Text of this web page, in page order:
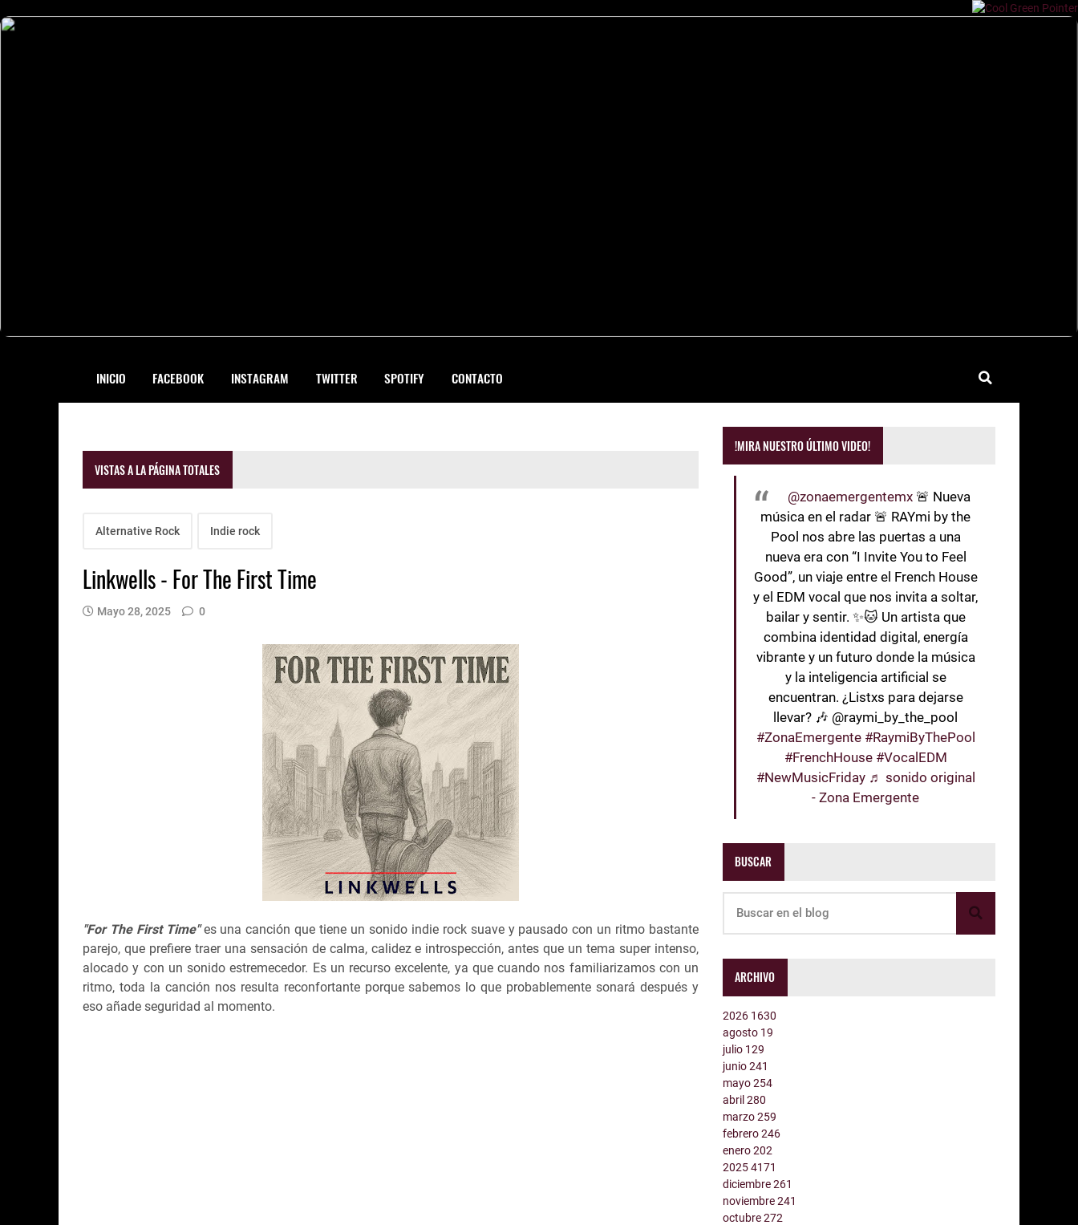
INICIO FACEBOOK INSTAGRAM TWITTER SPOTIFY CONTACTO
VISTAS A LA PÁGINA TOTALES
Alternative Rock Indie rock
Linkwells - For The First Time
Mayo 28, 2025 0
"For The First Time"es una canción que tiene un sonido indie rock suave y pausado con un ritmo bastante
parejo, que prefiere traer una sensación de calma, calidez e introspección, antes que un tema super intenso,
alocado y con un sonido estremecedor. Es un recurso excelente, ya que cuando nos familiarizamos con un
ritmo, toda la canción nos resulta reconfortante porque sabemos lo que probablemente sonará después y
eso añade seguridad al momento.
!MIRA NUESTRO ÚLTIMO VIDEO!
@zonaemergentemx 🚨 Nueva
música en el radar 🚨 RAYmi by the
Pool nos abre las puertas a una
nueva era con “I Invite You to Feel
Good”, un viaje entre el French House
y el EDM vocal que nos invita a soltar,
bailar y sentir. ✨🐱 Un artista que
combina identidad digital, energía
vibrante y un futuro donde la música
y la inteligencia artificial se
encuentran. ¿Listxs para dejarse
llevar? 🎶 @raymi_by_the_pool
#ZonaEmergente #RaymiByThePool
#FrenchHouse #VocalEDM
#NewMusicFriday ♬ sonido original
- Zona Emergente
BUSCAR
ARCHIVO
2026 1630
agosto 19
julio 129
junio241
mayo254
abril280
marzo259
febrero246
enero202
20254171
diciembre261
noviembre241
octubre272